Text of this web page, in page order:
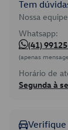
Tem
Nossa
Whatsapp:
(41)
(apenas
Horário de
Segunda à